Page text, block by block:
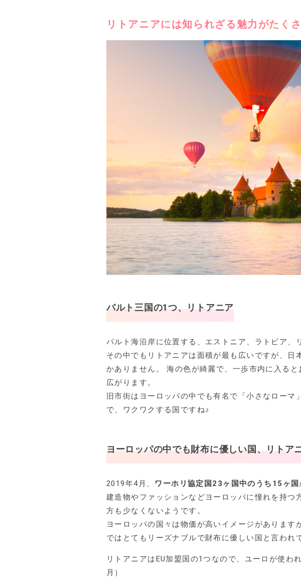
リトアニアには知られざる魅力がたくさ
バルト三国の1つ、リトアニア
バルト海沿岸に位置する、エストニア、ラトビア、
その中でもリトアニアは面積が最も広いですが、
かありません。 海の色が綺麗で、一歩市内に入る
広がります。
旧市街はヨーロッパの中でも有名で「小さなロー
で、ワクワクする国ですね♪
ヨーロッパの中でも財布に優しい国、リトア
2019年4月、 ワーホリ協定国23ヶ国中のうち15ヶ国
建造物やファッションなどヨーロッパに憧れを持
方も少なくないようです。
ヨーロッパの国々は物価が高いイメージがありま
ではとてもリーズナブルで財布に優しい国と言われ
リトアニアはEU加盟国の1つなので、ユーロが使
月）